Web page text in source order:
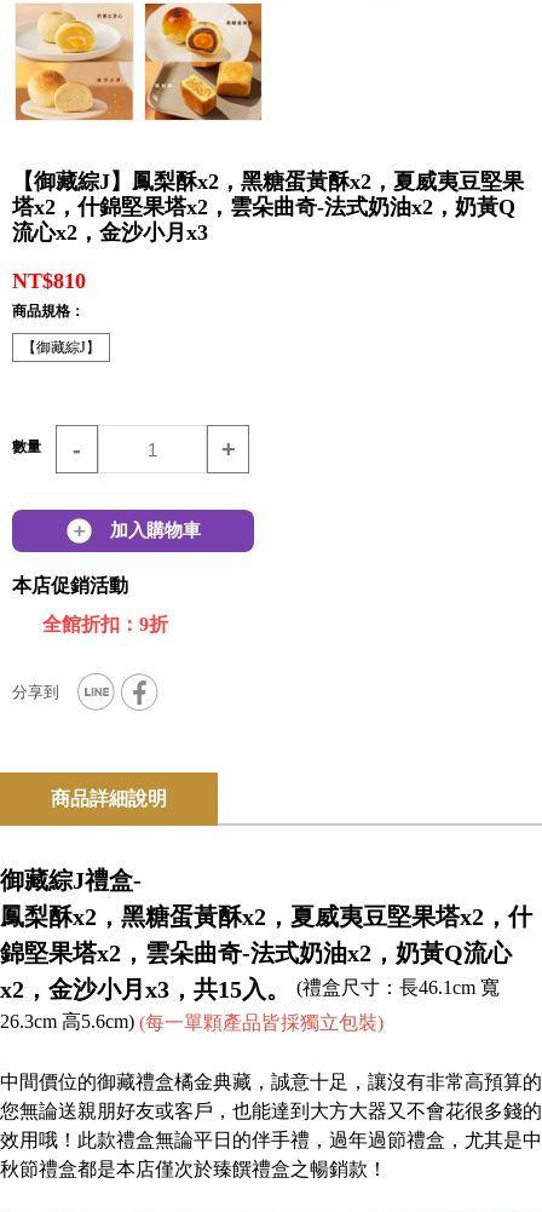
【御藏綜J】鳳梨酥x2，黑糖蛋黃酥x2，夏威夷豆堅果
塔x2，什錦堅果塔x2，雲朵曲奇-法式奶油x2，奶黃Q
流心x2，金沙小月x3
NT$810
商品規格：
【御藏綜J】
數量 - +
加入購物車
本店促銷活動
全館折扣：9折
商品詳細說明
御藏綜J禮盒-
鳳梨酥x2，黑糖蛋黃酥x2，夏威夷豆堅果塔x2，什
錦堅果塔x2，雲朵曲奇-法式奶油x2，奶黃Q流心
x2，金沙小月x3，共15入。
(禮盒尺寸：長46.1cm 寬
26.3cm 高5.6cm) (每一單顆產品皆採獨立包裝)
中間價位的御藏禮盒橘金典藏，誠意十足，讓沒有非常高預算的
您無論送親朋好友或客戶，也能達到大方大器又不會花很多錢的
效用哦！此款禮盒無論平日的伴手禮，過年過節禮盒，尤其是中
秋節禮盒都是本店僅次於臻饌禮盒之暢銷款！